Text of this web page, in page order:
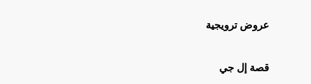
عروض ترويجية
قصة إل جي